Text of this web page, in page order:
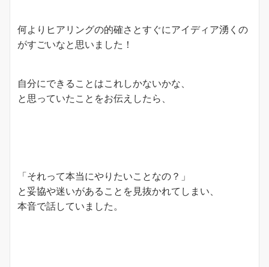
何よりヒアリングの的確さとすぐにアイディア湧くの
がすごいなと思いました！
自分にできることはこれしかないかな、
と思っていたことをお伝えしたら、
「それって本当にやりたいことなの？」
と妥協や迷いがあることを見抜かれてしまい、
本音で話していました。